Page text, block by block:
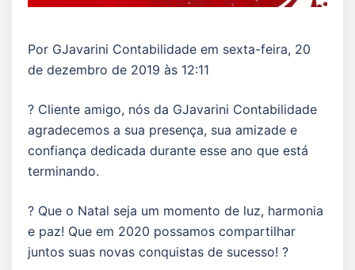
Por GJavarini Contabilidade em sexta-feira, 20
de dezembro de 2019 às 12:11
? Cliente amigo, nós da GJavarini Contabilidade
agradecemos a sua presença, sua amizade e
confiança dedicada durante esse ano que está
terminando.
? Que o Natal seja um momento de luz, harmonia
e paz! Que em 2020 possamos compartilhar
juntos suas novas conquistas de sucesso! ?